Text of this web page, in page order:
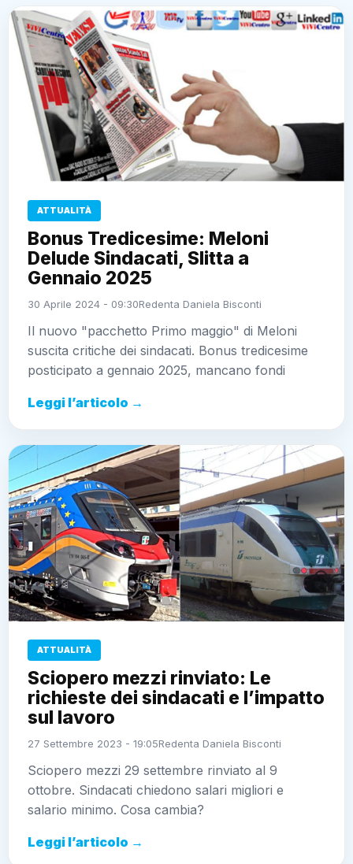
ATTUALITÀ
Bonus Tredicesime: Meloni
Delude Sindacati, Slitta a
Gennaio 2025
30 Aprile 2024 - 09:30Redenta Daniela Bisconti
Il nuovo "pacchetto Primo maggio" di Meloni
suscita critiche dei sindacati. Bonus tredicesime
posticipato a gennaio 2025, mancano fondi
Leggi l’articolo →
ATTUALITÀ
Sciopero mezzi rinviato: Le
richieste dei sindacati e l’impatto
sul lavoro
27 Settembre 2023 - 19:05Redenta Daniela Bisconti
Sciopero mezzi 29 settembre rinviato al 9
ottobre. Sindacati chiedono salari migliori e
salario minimo. Cosa cambia?
Leggi l’articolo →